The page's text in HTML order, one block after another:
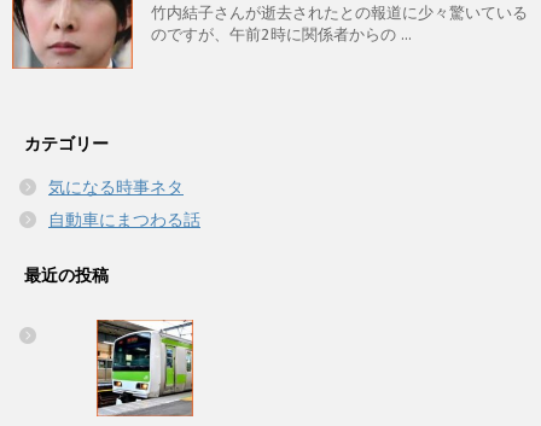
竹内結子さんが逝去されたとの報道に少々驚いている
のですが、午前2時に関係者からの ...
カテゴリー
気になる時事ネタ
自動車にまつわる話
最近の投稿